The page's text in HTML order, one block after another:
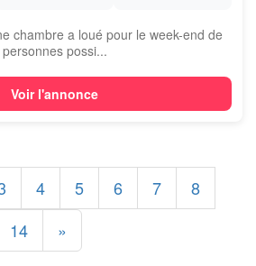
chambre a loué pour le week-end de
possi...
Voir l'annonce
4 5 6 7
8
14 »